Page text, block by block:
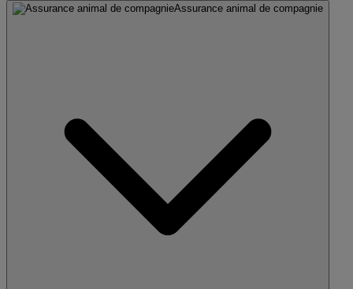
Assurance animal de compagnie